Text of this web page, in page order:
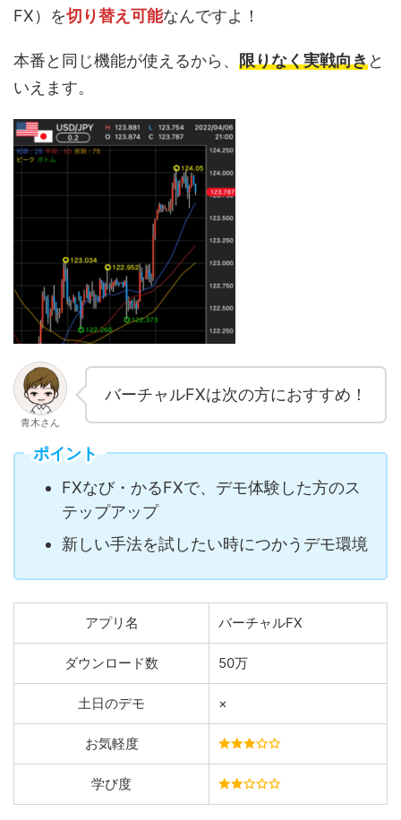
FX）を切り替え可能なんですよ！
本番と同じ機能が使えるから、 限りなく実戦向きと
いえます。
青木さん
バーチャルFXは次の方におすすめ！
ポイント
FXなび・かるFXで、デモ体験した方のス
テップアップ
新しい手法を試したい時につかうデモ環境
アプリ名 バーチャルFX
ダウンロード数 50万
土日のデモ ×
お気軽度
学び度